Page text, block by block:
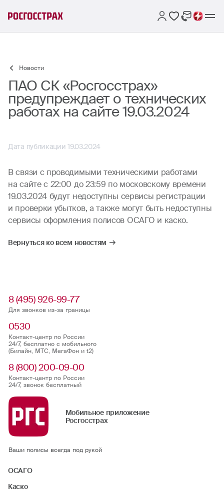
Новости
ПАО СК «Росгосстрах»
предупреждает о технических
работах на сайте 19.03.2024
Дата публикации 19.03.2024
В связи с проводимыми техническими работами
на сайте с 22:00 до 23:59 по московскому времени
19.03.2024 будут недоступны сервисы регистрации
и проверки убытков, а также могут быть недоступны
сервисы оформления полисов ОСАГО и каско.
Вернуться ко всем новостям
8 (495) 926-99-77
Для звонков из-за границы
0530
Контакт-центр по России
24/7, бесплатно с мобильного
(Билайн, МТС, МегаФон и t2)
8 (800) 200-09-00
Контакт-центр по России
24/7, звонок бесплатный
Мобильное приложение
Росгосстрах
Ваши полисы всегда под рукой
ОСАГО
Каско